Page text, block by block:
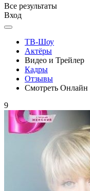
Все результаты
Вход
ТВ-Шоу
Актёры
Видео и Трейлер
Кадры
Отзывы
Смотреть Онлайн
9